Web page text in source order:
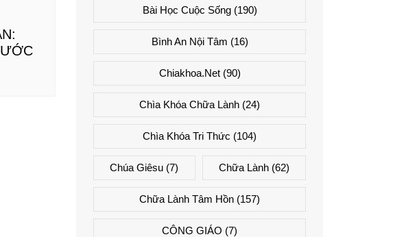
Bài Học Cuộc Sống(190)
Bình An Nội Tâm (16)
Chiakhoa.net(90)
Chìa Khóa Chữa Lành (24)
Chìa Khóa Tri Thức (104)
Chúa Giêsu (7) Chữa Lành(62)
Chữa Lành Tâm Hồn (157)
CÔNG GIÁO (7)